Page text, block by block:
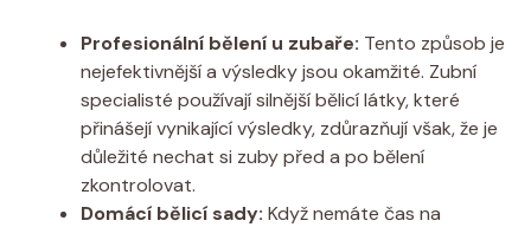
Profesionální bělení u zubaře: Tento způsob je
nejefektivnější a výsledky jsou okamžité. Zubní
specialisté používají silnější bělicí látky, které
přinášejí vynikající výsledky, zdůrazňují však, že je
důležité nechat si zuby před a po bělení
zkontrolovat.
Domácí bělicí sady: Když nemáte čas na